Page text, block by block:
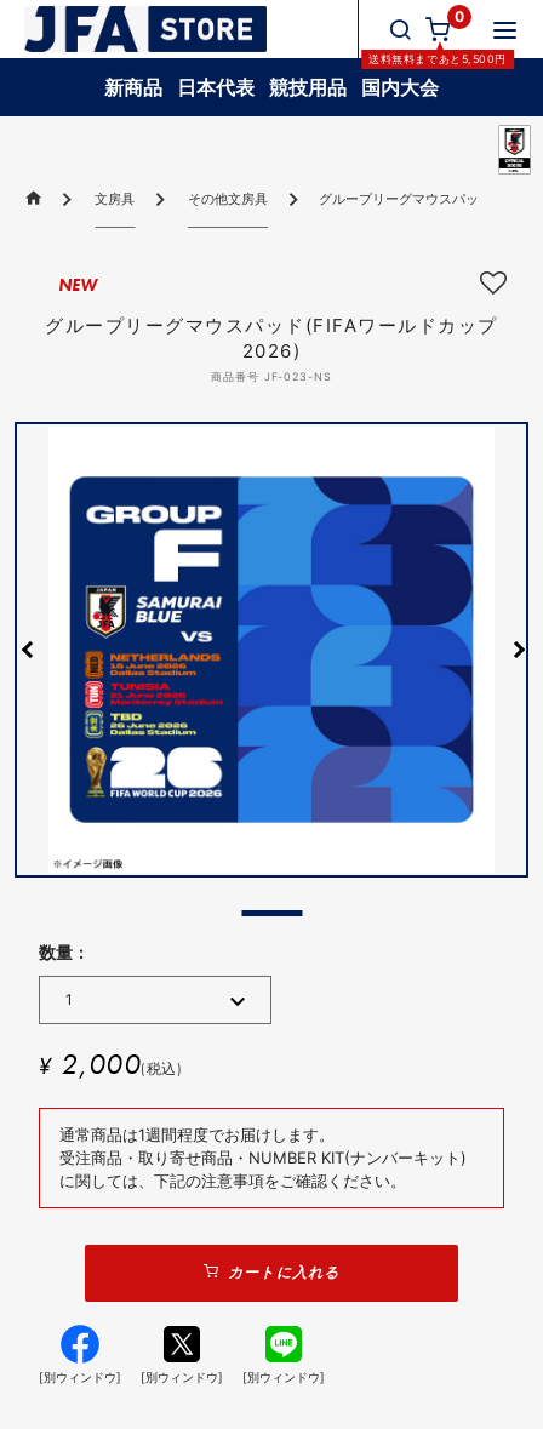
0
送料無料まであと 5,500円
新商品 日本代表 競技用品 国内大会
文房具 その他文房具 グループリーグマウスパッド(FIFA
グループリーグマウスパッド(FIFAワールドカップ
2026)
商品番号 JF-023-NS
NEW
数量 :
¥ 2,000(税込)
通常商品は1週間程度でお届けします。
受注商品・取り寄せ商品・NUMBER KIT(ナンバーキット)
に関しては、下記の注意事項をご確認ください。
カートに入れる
[別ウィンドウ] [別ウィンドウ] [別ウィンドウ]